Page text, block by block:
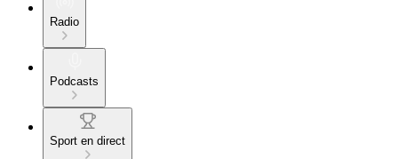
Radio
Podcasts
Sport en direct